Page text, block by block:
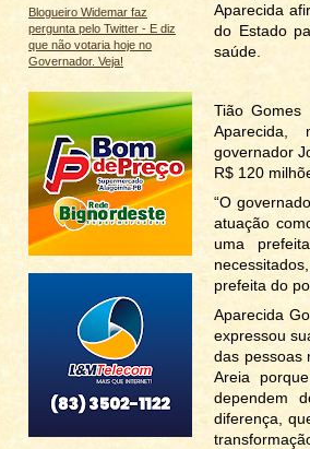
Blogueiro Widemar faz
pergunta pelo Twitter - E diz
que não votaria hoje no
Governador. Veja!
Aparecida
do Estado
saúde.
Tião Gomes
Aparecida,
governador
R$ 120
“O
atuação
uma
prefeita do
Aparecida
expressou
das pessoas
Areia
dependem
diferença,